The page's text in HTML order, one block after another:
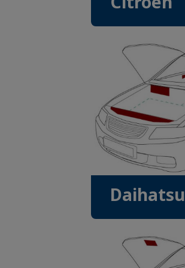
Daihatsu